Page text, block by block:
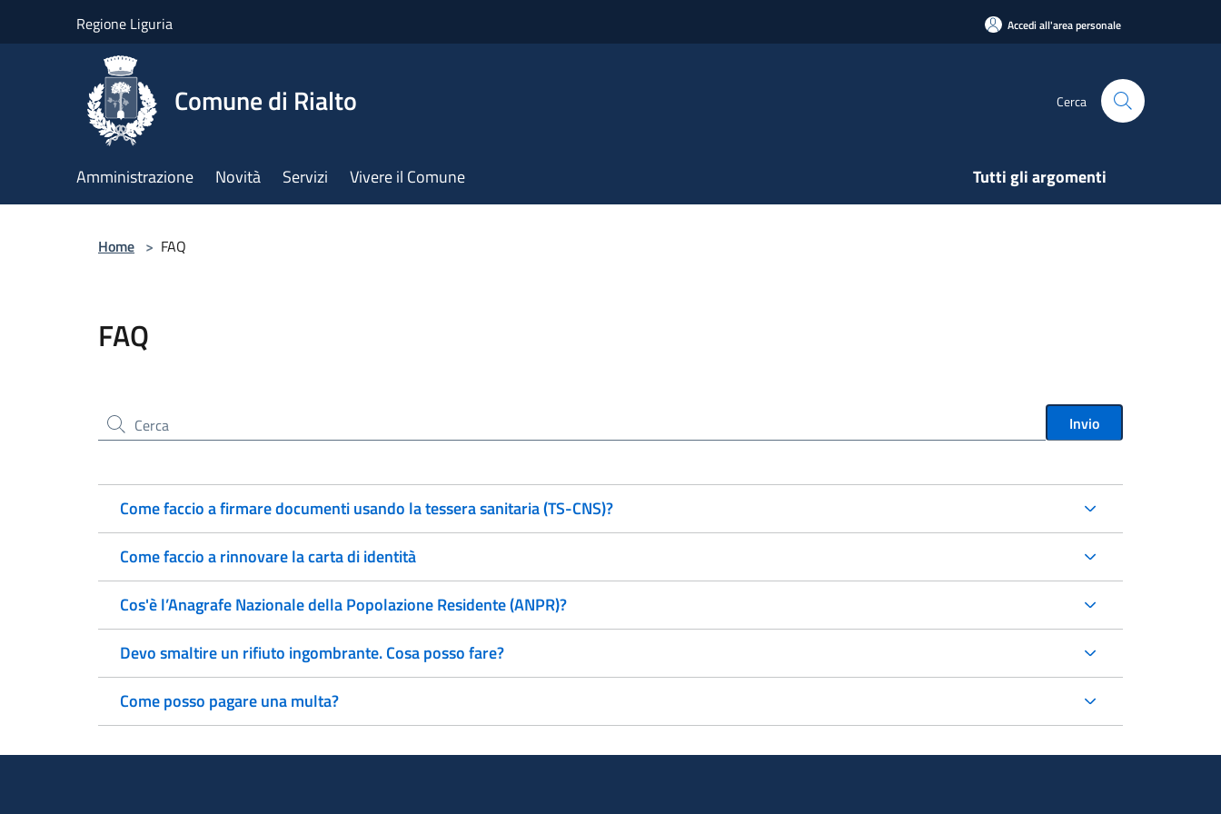
Regione Liguria Accedi all'area personale
Comune di Rialto Cerca
Amministrazione Novità Servizi Vivere il Comune Tutti gli argomenti
Home > FAQ
FAQ
Cerca nel sito Invio
Come faccio a firmare documenti usando la tessera sanitaria (TS-CNS)?
Come faccio a rinnovare la carta di identità
Cos'è l’Anagrafe Nazionale della Popolazione Residente (ANPR)?
Devo smaltire un rifiuto ingombrante. Cosa posso fare?
Come posso pagare una multa?